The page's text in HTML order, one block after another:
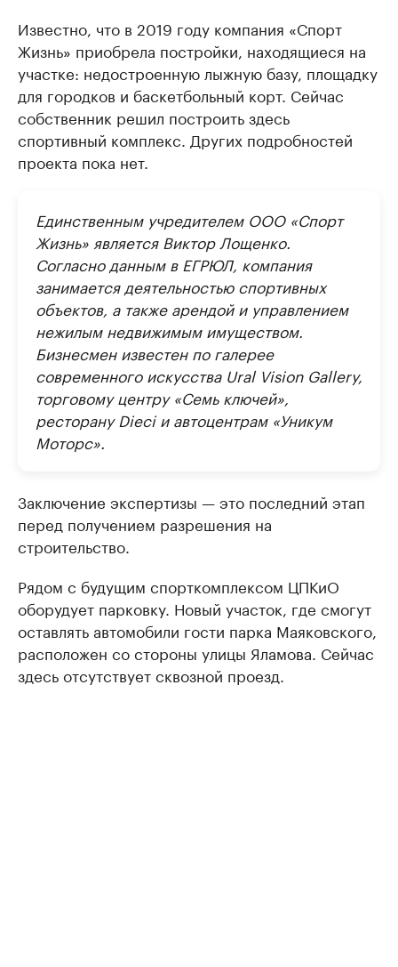
Известно, что в 2019 году компания «Спорт
Жизнь» приобрела постройки, находящиеся на
участке: недостроенную лыжную базу, площадку
для городков и баскетбольный корт. Сейчас
собственник решил построить здесь
спортивный комплекс. Других подробностей
проекта пока нет.
Единственным учредителем ООО «Спорт
Жизнь» является Виктор Лощенко.
Согласно данным в ЕГРЮЛ, компания
занимается деятельностью спортивных
объектов, а также арендой и управлением
нежилым недвижимым имуществом.
Бизнесмен известен по галерее
современного искусства Ural Vision Gallery,
торговому центру «Семь ключей»,
ресторану Dieci и автоцентрам «Уникум
Моторс».
Заключение экспертизы — это последний этап
перед получением разрешения на
строительство.
Рядом с будущим спорткомплексом ЦПКиО
оборудует парковку. Новый участок, где смогут
оставлять автомобили гости парка Маяковского,
расположен со стороны улицы Яламова. Сейчас
здесь отсутствует сквозной проезд.